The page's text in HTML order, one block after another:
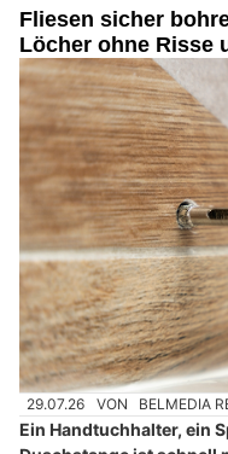
Fliesen sicher
Löcher ohne Risse
29.07.26 VON BELMEDIA
Ein Handtuchhalter, ein